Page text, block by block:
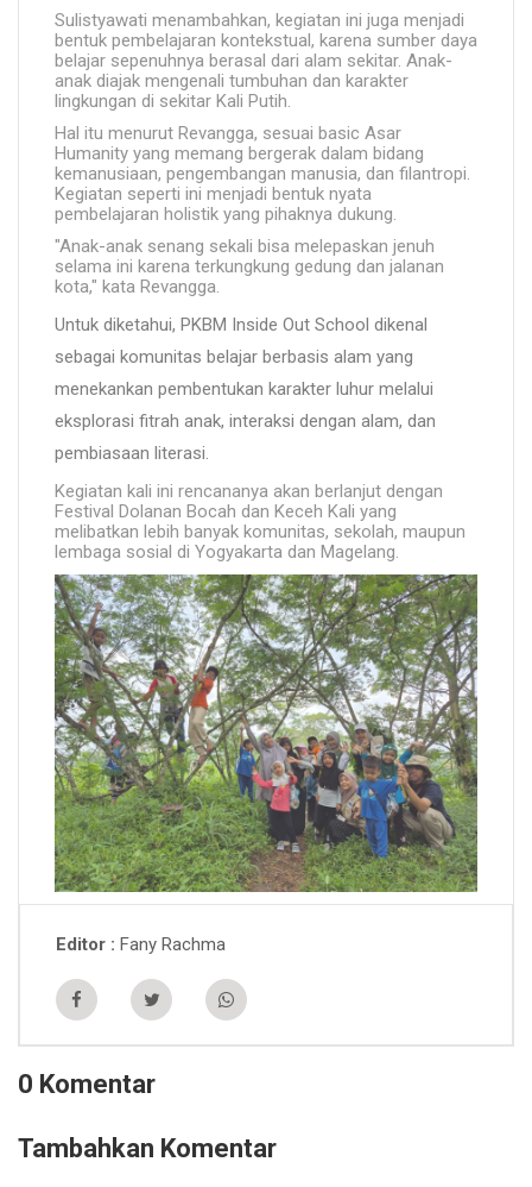
Sulistyawati menambahkan, kegiatan ini juga menjadi
bentuk pembelajaran kontekstual, karena sumber daya
belajar sepenuhnya berasal dari alam sekitar. Anak-
anak diajak mengenali tumbuhan dan karakter
lingkungan di sekitar Kali Putih.
Hal itu menurut Revangga, sesuai basic Asar
Humanity yang memang bergerak dalam bidang
kemanusiaan, pengembangan manusia, dan filantropi.
Kegiatan seperti ini menjadi bentuk nyata
pembelajaran holistik yang pihaknya dukung.
"Anak-anak senang sekali bisa melepaskan jenuh
selama ini karena terkungkung gedung dan jalanan
kota," kata Revangga.
Untuk diketahui, PKBM Inside Out School dikenal
sebagai komunitas belajar berbasis alam yang
menekankan pembentukan karakter luhur melalui
eksplorasi fitrah anak, interaksi dengan alam, dan
pembiasaan literasi.
Kegiatan kali ini rencananya akan berlanjut dengan
Festival Dolanan Bocah dan Keceh Kali yang
melibatkan lebih banyak komunitas, sekolah, maupun
lembaga sosial di Yogyakarta dan Magelang.
Editor Fany Rachma
0 Komentar
Tambahkan Komentar